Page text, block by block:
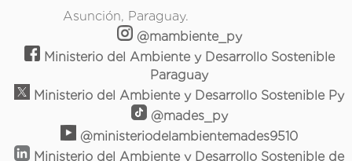
Asunción, Paraguay.
@mambiente_py
Ministerio del Ambiente y Desarrollo Sostenible
Paraguay
Ministerio del Ambiente y Desarrollo Sostenible Py
@mades_py
@ministeriodelambientemades9510
Ministerio del Ambiente y Desarrollo Sostenible de